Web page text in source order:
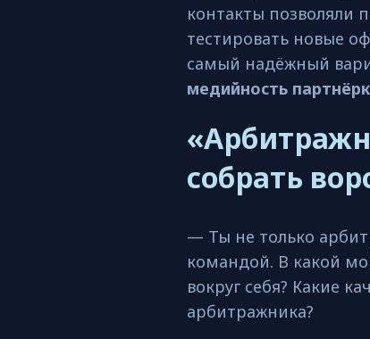
контакты позволяли
тестировать новые
самый надёжный
медийность
собрать
— Ты не только
командой. В какой
вокруг себя? Какие
арбитражника?